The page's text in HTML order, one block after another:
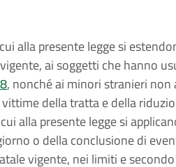
alla presente legge si
ai soggetti che hanno
, nonché ai minori stranieri
della tratta e della
alla presente legge si
o della conclusione di
vigente, nei limiti e